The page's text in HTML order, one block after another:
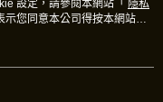
設定，請參閱本網站「 隱私
示您同意本公司得按本網站使